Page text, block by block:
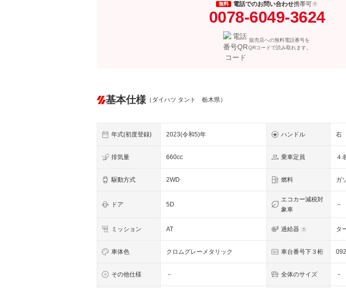
無料 電話でのお問い合わせ携帯可
0078-6049-3624
販売店への無料電話番号を
QRコードで読み取れます。
基本仕様 （ダイハツ タント 栃木県）
年式(初度登録) 2023(令和5)年 ハンドル 右
排気量 660cc 乗車定員 ４
駆動方式 2WD 燃料 ガ
ドア 5D
エコカー減税対
象車
－
ミッション AT 過給器 タ
車体色 クロムグレーメタリック 車台番号下３桁 092
その他仕様 － 全体のサイズ －